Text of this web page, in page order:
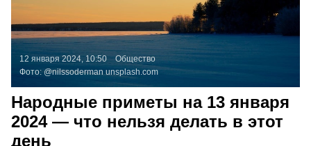
12 января 2024, 10:50
Общество
Фото: @nilssoderman unsplash.com
Народные приметы на 13 января
2024 — что нельзя делать в этот
день